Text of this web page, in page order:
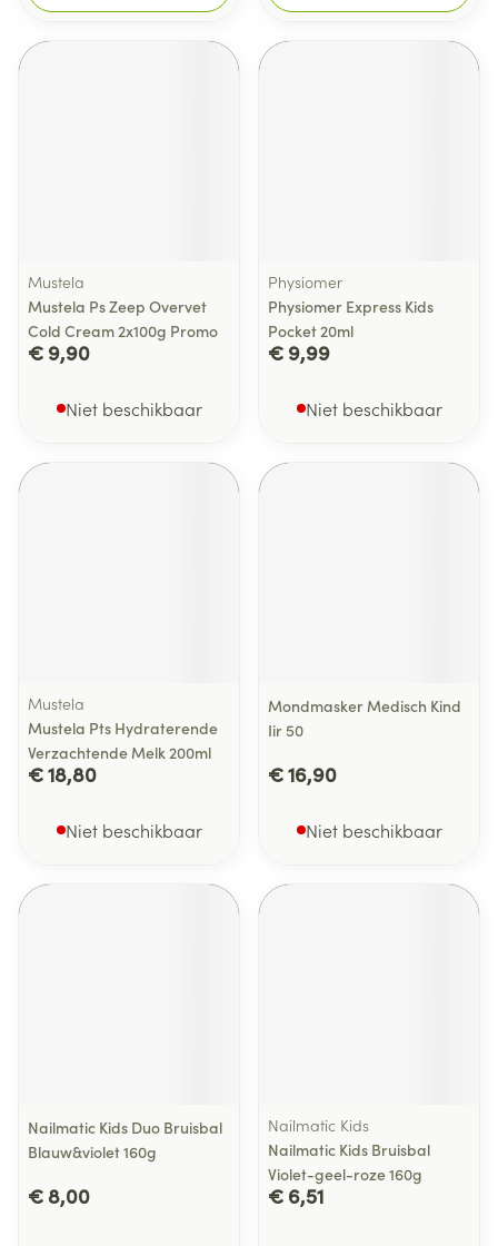
Mustela
Mustela Ps Zeep Overvet
Cold Cream 2x100g Promo
€ 9,90
Niet beschikbaar
Physiomer
Physiomer Express Kids
Pocket 20ml
€ 9,99
Niet beschikbaar
Mustela
Mustela Pts Hydraterende
Verzachtende Melk 200ml
€ 18,80
Niet beschikbaar
Mondmasker Medisch Kind
Iir 50
€ 16,90
Niet beschikbaar
Nailmatic Kids Duo Bruisbal
Blauw&violet 160g
€ 8,00
Nailmatic Kids
Nailmatic Kids Bruisbal
Violet-geel-roze 160g
€ 6,51